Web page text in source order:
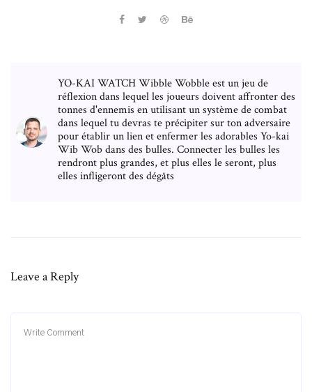
YO-KAI WATCH Wibble Wobble est un jeu de
réflexion dans lequel les joueurs doivent affronter des
tonnes d'ennemis en utilisant un système de combat
dans lequel tu devras te précipiter sur ton adversaire
pour établir un lien et enfermer les adorables Yo-kai
Wib Wob dans des bulles. Connecter les bulles les
rendront plus grandes, et plus elles le seront, plus
elles infligeront des dégâts
Leave a Reply